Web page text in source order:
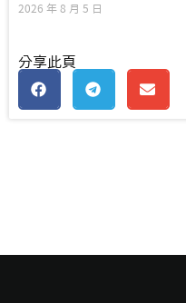
2026 年 8 月 5 日
分享此頁